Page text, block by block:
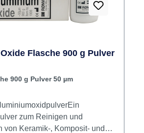
Flasche 900 g Pulver
900 g Pulver 50 µm
zum Reinigen und
von Keramik-, Komposit- und